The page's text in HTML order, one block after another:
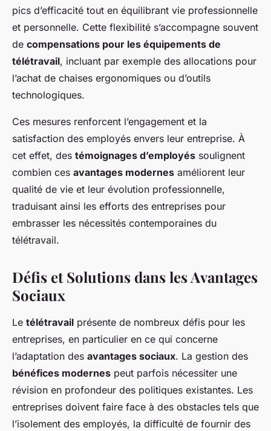
pics d’efficacité tout en équilibrant vie professionnelle
et personnelle. Cette flexibilité s’accompagne souvent
de compensations pour les équipements de
télétravail, incluant par exemple des allocations pour
l’achat de chaises ergonomiques ou d’outils
technologiques.
Ces mesures renforcent l’engagement et la
satisfaction des employés envers leur entreprise. À
cet effet, des témoignages d’employés soulignent
combien ces avantages modernes améliorent leur
qualité de vie et leur évolution professionnelle,
traduisant ainsi les efforts des entreprises pour
embrasser les nécessités contemporaines du
télétravail.
Défis et Solutions dans les Avantages
Sociaux
Le télétravail présente de nombreux défis pour les
entreprises, en particulier en ce qui concerne
l’adaptation des avantages sociaux. La gestion des
bénéfices modernes peut parfois nécessiter une
révision en profondeur des politiques existantes. Les
entreprises doivent faire face à des obstacles tels que
l’isolement des employés, la difficulté de fournir des